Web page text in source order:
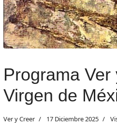
Programa
Virgen de
Ver y Creer 17 Diciembre 2025